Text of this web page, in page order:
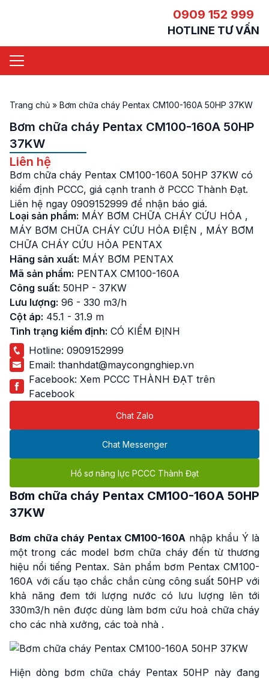
0909 152 999
HOTLINE TƯ VẤN
Trang chủ » Bơm chữa cháy Pentax CM100-160A 50HP 37KW
Bơm chữa cháy Pentax CM100-160A 50HP
37KW
Liên hệ
Bơm chữa cháy Pentax CM100-160A 50HP 37KW có
kiểm định PCCC, giá cạnh tranh ở PCCC Thành Đạt.
Liên hệ ngay 0909152999 để nhận báo giá.
Loại sản phẩm: MÁY BƠM CHỮA CHÁY CỨU HỎA ,
MÁY BƠM CHỮA CHÁY CỨU HỎA ĐIỆN , MÁY BƠM
CHỮA CHÁY CỨU HỎA PENTAX
Hãng sản xuất: MÁY BƠM PENTAX
Mã sản phẩm: PENTAX CM100-160A
Công suất: 50HP - 37KW
Lưu lượng: 96 - 330 m3/h
Cột áp: 45.1 - 31.9 m
Tình trạng kiểm định: CÓ KIỂM ĐỊNH
Hotline: 0909152999
Email: thanhdat@maycongnghiep.vn
Facebook: Xem PCCC THÀNH ĐẠT trên
Facebook
Chat Zalo
Chat Messenger
Hồ sơ năng lực PCCC Thành Đạt
Bơm chữa cháy Pentax CM100-160A 50HP
37KW
Bơm chữa cháy Pentax CM100-160A nhập khẩu Ý là
một trong các model bơm chữa cháy đến từ thương
hiệu nổi tiếng Pentax. Sản phẩm bơm Pentax CM100-
160A với cấu tạo chắc chắn cùng công suất 50HP với
khả năng đem tới lượng nước có lưu lượng lên tới
330m3/h nên được dùng làm bơm cứu hoả chữa cháy
cho các nhà xưởng, các toà nhà .
Hiện dòng bơm chữa cháy Pentax 50HP này đang